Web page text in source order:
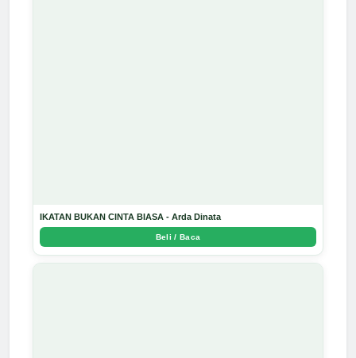
IKATAN BUKAN CINTA BIASA - Arda Dinata
Beli / Baca